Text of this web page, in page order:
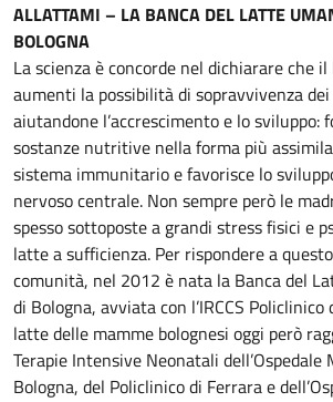
ALLATTAMI – LA BANCA DEL LATTE
BOLOGNA
La scienza è concorde nel dichiarare che
aumenti la possibilità di sopravvivenza
aiutandone l’accrescimento e lo sviluppo:
sostanze nutritive nella forma più
sistema immunitario e favorisce lo
nervoso centrale. Non sempre però le
spesso sottoposte a grandi stress fisici e
latte a sufficienza. Per rispondere a
comunità, nel 2012 è nata la Banca del
di Bologna, avviata con l’IRCCS Policlinico
latte delle mamme bolognesi oggi però
Terapie Intensive Neonatali dell’Ospedale
Bologna, del Policlinico di Ferrara e